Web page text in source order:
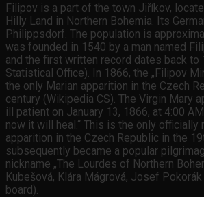
Filipov is a part of the town Jiříkov,
Hilly Land in Northern Bohemia. Its
Philippsdorf. The population is
was founded in 1540 by a man named
and the first written record dates back to
Statistical Office). In 1866, the „Filipov
the only Marian apparition in the Czech
century (Wikipedia CS). The Virgin Mary
ill patient on January 13, 1866, at 4:00
now it will heal.“ This is the only officially
apparition in the Czech Republic in the
subsequently became a popular
nickname „The Lourdes of Northern
Kubešová, Klára Mágrová, Josef
board).